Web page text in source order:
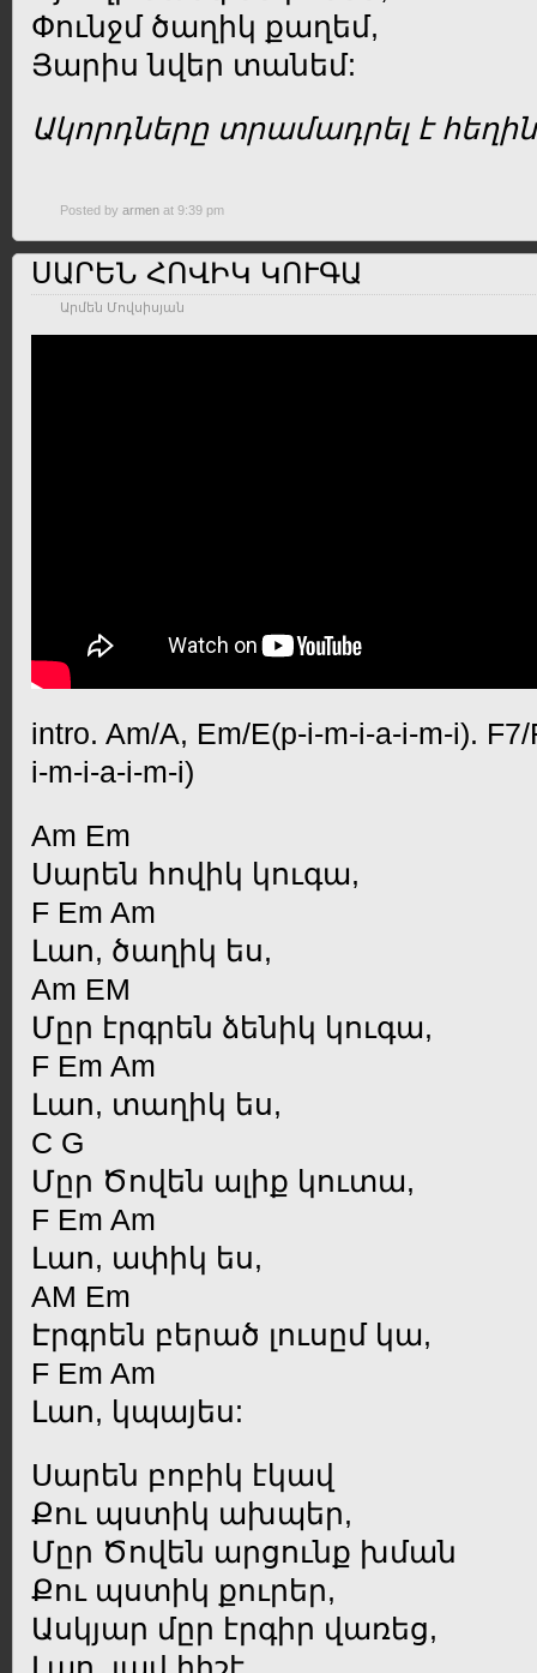
Փունջմ ծաղիկ քաղեմ,
Յարիս նվեր տանեմ:
Ակորդները տրամադրել է
Posted by armen at 9:39 pm
ՍԱՐԵՆ ՀՈՎԻԿ ԿՈՒԳԱ
Արմեն Մովսիսյան
intro. Am/A, Em/E(p-i-m-i-a-i-m-i).
i-m-i-a-i-m-i)
Am Em
Սարեն հովիկ կուգա,
F Em Am
Լաո, ծաղիկ ես,
Am EM
Մըր էրգրեն ձենիկ կուգա,
F Em Am
Լաո, տաղիկ ես,
C G
Մըր Ծովեն ալիք կուտա,
F Em Am
Լաո, ափիկ ես,
AM Em
Էրգրեն բերած լուսըմ կա,
F Em Am
Լաո, կպայես:
Սարեն բոբիկ էկավ
Քու պստիկ ախպեր,
Մըր Ծովեն արցունք խման
Քու պստիկ քուրեր,
Ասկյար մըր էրգիր վառեց,